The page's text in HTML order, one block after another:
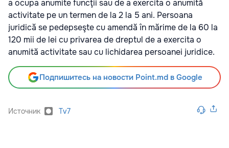
a ocupa anumite funcţii sau de a exercita o anumită
activitate pe un termen de la 2 la 5 ani. Persoana
juridică se pedepseşte cu amendă în mărime de la 60 la
120 mii de lei cu privarea de dreptul de a exercita o
anumită activitate sau cu lichidarea persoanei juridice.
Подпишитесь на новости Point.md в Google
Источник Tv7